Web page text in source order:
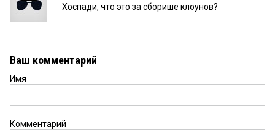
Хоспади, что это за сборише клоунов?
Ваш комментарий
Имя
Комментарий